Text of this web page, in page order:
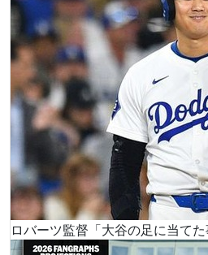
ロバーツ監督「大谷の足に当てた